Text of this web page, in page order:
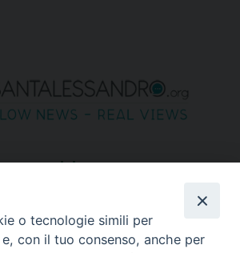
seguici su
o tecnologie simili per
con il tuo consenso, anche per